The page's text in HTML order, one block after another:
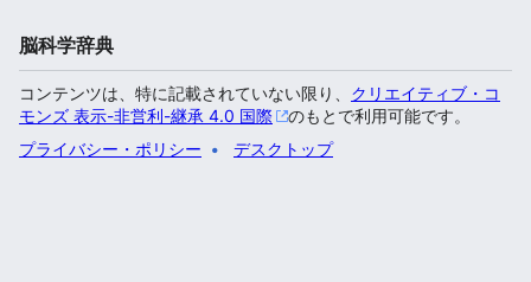
脳科学辞典
コンテンツは、特に記載されていない限り、 クリエイティブ・コ
モンズ 表示-非営利-継承 4.0 国際
のもとで利用可能です。
プライバシー・ポリシー
デスクトップ